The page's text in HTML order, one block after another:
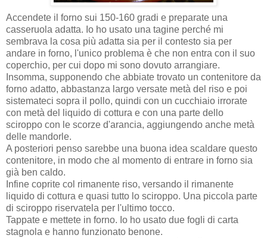
Accendete il forno sui 150-160 gradi e preparate una
casseruola adatta. Io ho usato una tagine perché mi
sembrava la cosa più adatta sia per il contesto sia per
andare in forno, l'unico problema è che non entra con il suo
coperchio, per cui dopo mi sono dovuto arrangiare.
Insomma, supponendo che abbiate trovato un contenitore da
forno adatto, abbastanza largo versate metà del riso e poi
sistemateci sopra il pollo, quindi con un cucchiaio irrorate
con metà del liquido di cottura e con una parte dello
sciroppo con le scorze d'arancia, aggiungendo anche metà
delle mandorle.
A posteriori penso sarebbe una buona idea scaldare questo
contenitore, in modo che al momento di entrare in forno sia
già ben caldo.
Infine coprite col rimanente riso, versando il rimanente
liquido di cottura e quasi tutto lo sciroppo. Una piccola parte
di sciroppo riservatela per l'ultimo tocco.
Tappate e mettete in forno. Io ho usato due fogli di carta
stagnola e hanno funzionato benone.